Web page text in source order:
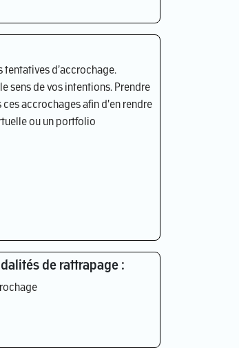
d’accrochage.
sens de vos intentions. Prendre
accrochages afin d'en rendre
ou un portfolio
de rattrapage :